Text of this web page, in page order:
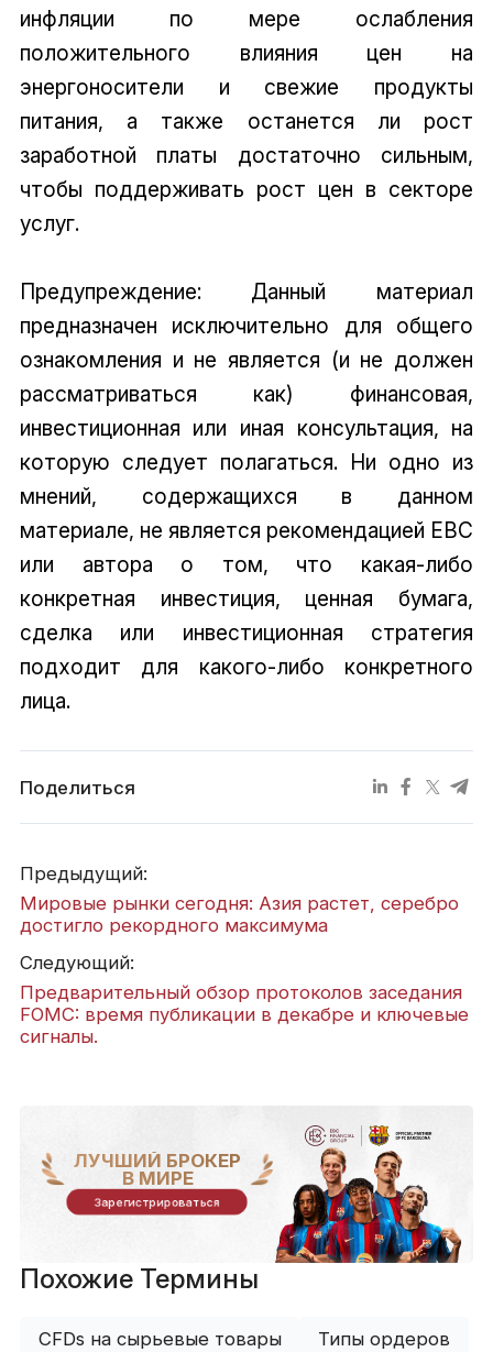
инфляции по мере ослабления
положительного влияния цен на
энергоносители и свежие продукты
питания, а также останется ли рост
заработной платы достаточно сильным,
чтобы поддерживать рост цен в секторе
услуг.
Предупреждение: Данный материал
предназначен исключительно для общего
ознакомления и не является (и не должен
рассматриваться как) финансовая,
инвестиционная или иная консультация, на
которую следует полагаться. Ни одно из
мнений, содержащихся в данном
материале, не является рекомендацией EBC
или автора о том, что какая-либо
конкретная инвестиция, ценная бумага,
сделка или инвестиционная стратегия
подходит для какого-либо конкретного
лица.
Поделиться
Предыдущий:
Мировые рынки сегодня: Азия растет, серебро
достигло рекордного максимума
Следующий:
Предварительный обзор протоколов заседания
FOMC: время публикации в декабре и ключевые
сигналы.
ЛУЧШИЙ БРОКЕР
В МИРЕ
Зарегистрироваться
Похожие Термины
CFDs на сырьевые товары Типы ордеров